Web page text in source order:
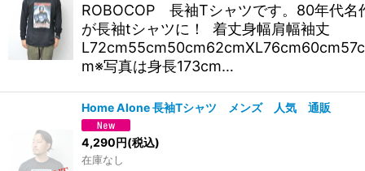
ROBOCOP 長袖Tシャツです。80年代名
が長袖tシャツに！ 着丈身幅肩幅袖丈
m※写真は身長173cm…
Home Alone 長袖Tシャツ メンズ 人気 通販
4,290円(税込)
在庫なし